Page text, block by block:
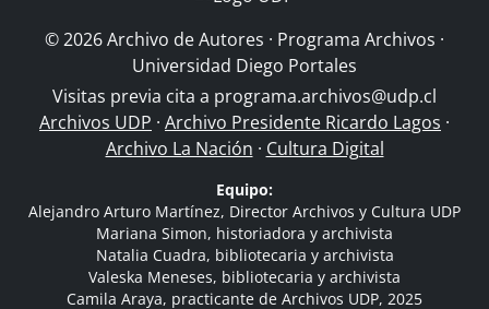
© 2026 Archivo de Autores · Programa Archivos ·
Universidad Diego Portales
Visitas previa cita a programa.archivos@udp.cl
Archivos UDP · Archivo Presidente Ricardo Lagos ·
Archivo La Nación · Cultura Digital
Equipo:
Alejandro Arturo Martínez, Director Archivos y Cultura UDP
Mariana Simon, historiadora y archivista
Natalia Cuadra, bibliotecaria y archivista
Valeska Meneses, bibliotecaria y archivista
Camila Araya, practicante de Archivos UDP, 2025